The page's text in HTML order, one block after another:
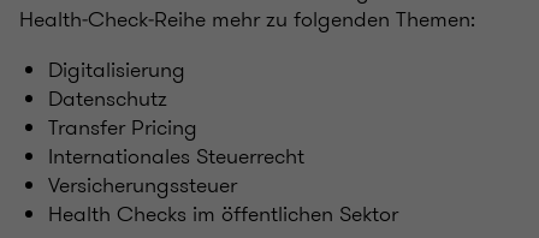
Health‑Check‑Reihe mehr zu folgenden Themen:
Digitalisierung
Datenschutz
Transfer Pricing
Internationales Steuerrecht
Versicherungssteuer
Health Checks im öffentlichen Sektor